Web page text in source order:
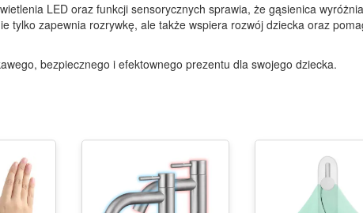
LED oraz funkcji sensorycznych sprawia, że gąsienica
tylko zapewnia rozrywkę, ale także wspiera rozwój dziecka oraz
bezpiecznego i efektownego prezentu dla swojego dziecka.